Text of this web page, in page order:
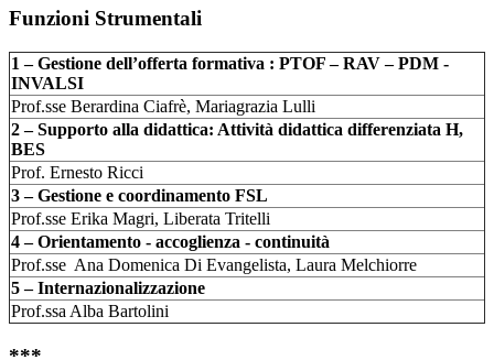
Funzioni Strumentali
1 – Gestione dell’offerta formativa : PTOF – RAV – PDM -
INVALSI
Prof.sse Berardina Ciafrè, Mariagrazia Lulli
2 – Supporto alla didattica: Attività didattica differenziata H,
BES
Prof. Ernesto Ricci
3 – Gestione e coordinamento FSL
Prof.sse Erika Magri, Liberata Tritelli
4 – Orientamento - accoglienza - continuità
Prof.sse Ana Domenica Di Evangelista, Laura Melchiorre
5 – Internazionalizzazione
Prof.ssa Alba Bartolini